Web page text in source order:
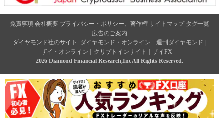
免責事項 会社概要 プライバシー・ポリシー、著作権 サイトマップ タグ一覧
広告のご案内
ダイヤモンド社のサイト
ダイヤモンド・オンライン 週刊ダイヤモンド
ザイ・オンライン
クリプトインサイト
ザイFX！
2026 Diamond Financial Research,Inc All Rights Reserved.